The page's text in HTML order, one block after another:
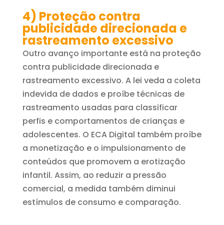
4) Proteção contra
publicidade direcionada e
rastreamento excessivo
Outro avanço importante está na proteção
contra publicidade direcionada e
rastreamento excessivo. A lei veda a coleta
indevida de dados e proíbe técnicas de
rastreamento usadas para classificar
perfis e comportamentos de crianças e
adolescentes. O ECA Digital também proíbe
a monetização e o impulsionamento de
conteúdos que promovem a erotização
infantil. Assim, ao reduzir a pressão
comercial, a medida também diminui
estímulos de consumo e comparação.